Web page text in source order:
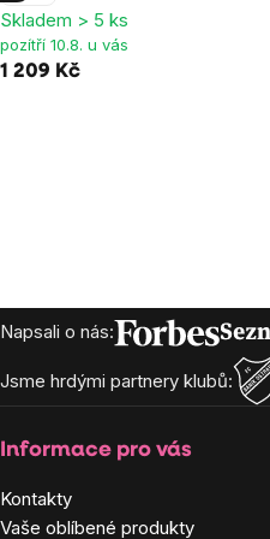
5,0
z
Skladem > 5 ks
pozítří 10.8. u vás
1 209 Kč
Zápatí
Napsali o nás:
Jsme hrdými partnery klubů:
Informace pro vás
Kontakty
Vaše oblíbené produkty